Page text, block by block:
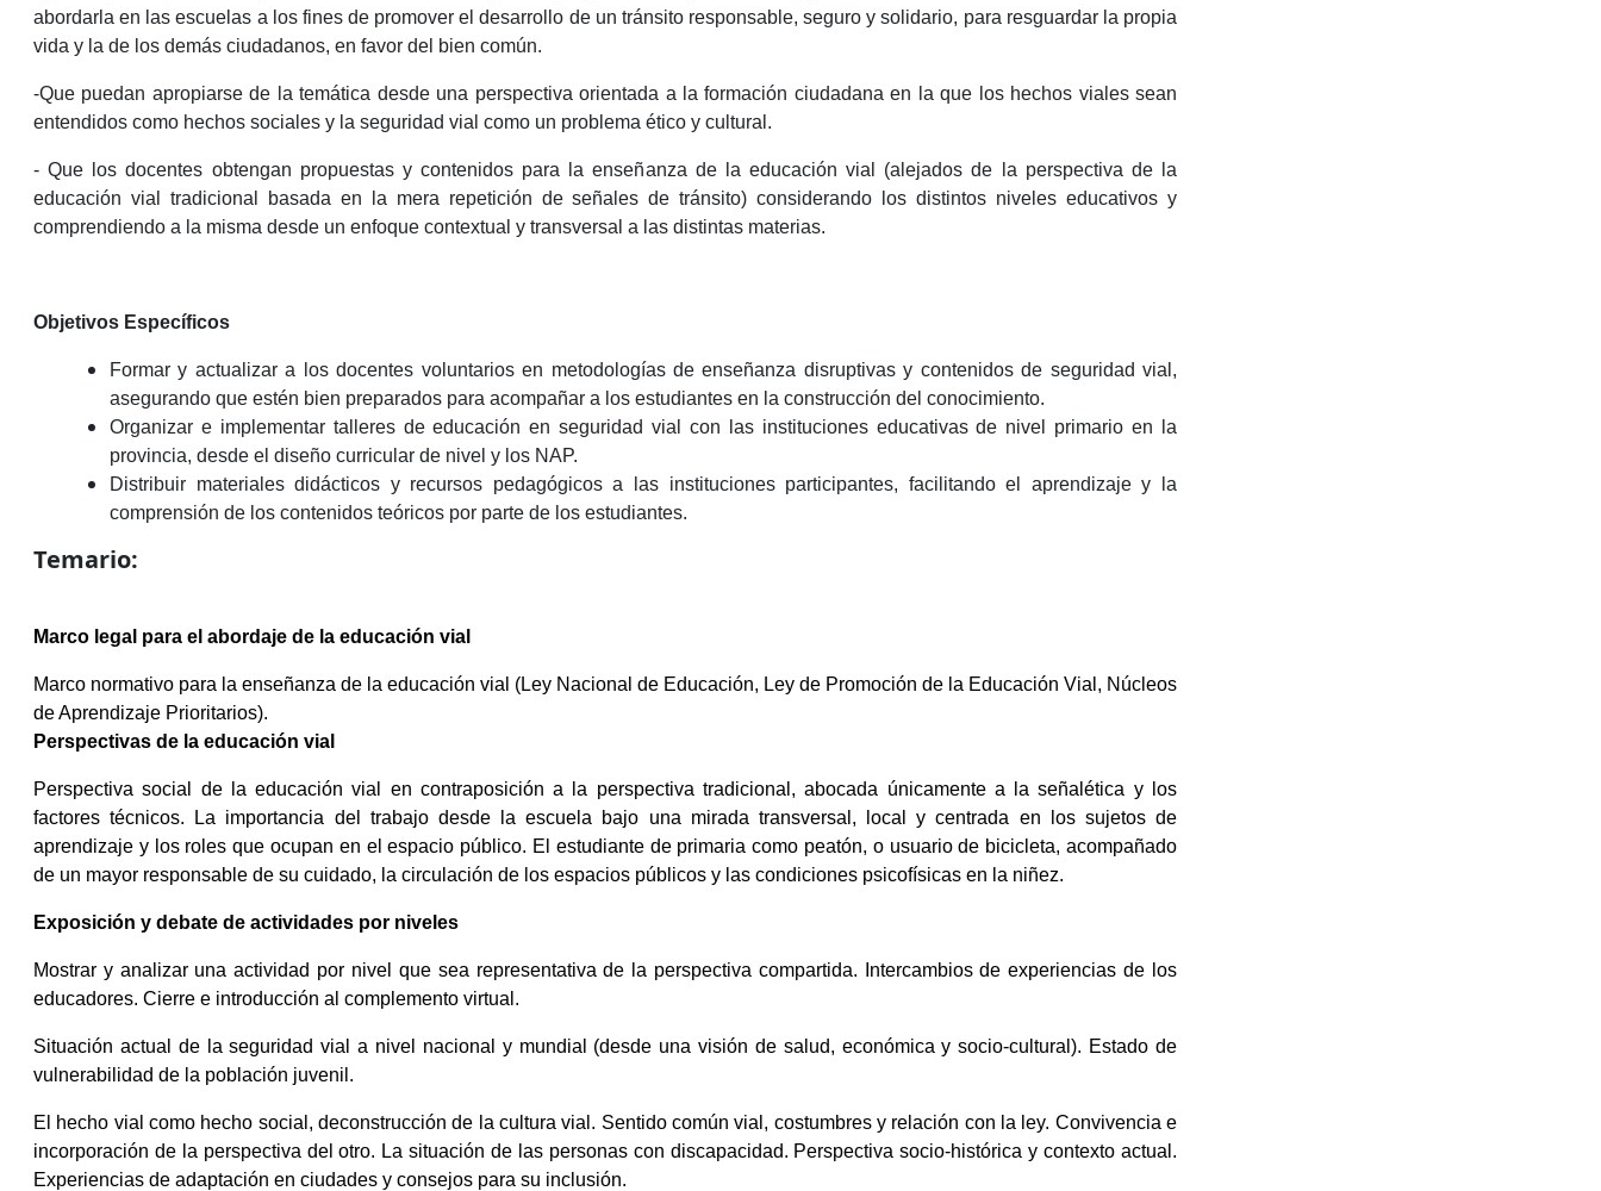
abordarla en las escuelas a los fines de promover el desarrollo de un tránsito responsable, seguro y solidario, para resguardar la propia
vida y la de los demás ciudadanos, en favor del bien común.
-Que puedan apropiarse de la temática desde una perspectiva orientada a la formación ciudadana en la que los hechos viales sean
entendidos como hechos sociales y la seguridad vial como un problema ético y cultural.
- Que los docentes obtengan propuestas y contenidos para la enseñanza de la educación vial (alejados de la perspectiva de la
educación vial tradicional basada en la mera repetición de señales de tránsito) considerando los distintos niveles educativos y
comprendiendo a la misma desde un enfoque contextual y transversal a las distintas materias.
Objetivos Específicos
Formar y actualizar a los docentes voluntarios en metodologías de enseñanza disruptivas y contenidos de seguridad vial,
asegurando que estén bien preparados para acompañar a los estudiantes en la construcción del conocimiento.
Organizar e implementar talleres de educación en seguridad vial con las instituciones educativas de nivel primario en la
provincia, desde el diseño curricular de nivel y los NAP.
Distribuir materiales didácticos y recursos pedagógicos a las instituciones participantes, facilitando el aprendizaje y la
comprensión de los contenidos teóricos por parte de los estudiantes.
Temario:
Marco legal para el abordaje de la educación vial
Marco normativo para la enseñanza de la educación vial (Ley Nacional de Educación, Ley de Promoción de la Educación Vial, Núcleos
de Aprendizaje Prioritarios).
Perspectivas de la educación vial
Perspectiva social de la educación vial en contraposición a la perspectiva tradicional, abocada únicamente a la señalética y los
factores técnicos. La importancia del trabajo desde la escuela bajo una mirada transversal, local y centrada en los sujetos de
aprendizaje y los roles que ocupan en el espacio público. El estudiante de primaria como peatón, o usuario de bicicleta, acompañado
de un mayor responsable de su cuidado, la circulación de los espacios públicos y las condiciones psicofísicas en la niñez.
Exposición y debate de actividades por niveles
Mostrar y analizar una actividad por nivel que sea representativa de la perspectiva compartida. Intercambios de experiencias de los
educadores. Cierre e introducción al complemento virtual.
Situación actual de la seguridad vial a nivel nacional y mundial (desde una visión de salud, económica y socio-cultural). Estado de
vulnerabilidad de la población juvenil.
El hecho vial como hecho social, deconstrucción de la cultura vial. Sentido común vial, costumbres y relación con la ley. Convivencia e
incorporación de la perspectiva del otro. La situación de las personas con discapacidad. Perspectiva socio-histórica y contexto actual.
Experiencias de adaptación en ciudades y consejos para su inclusión.